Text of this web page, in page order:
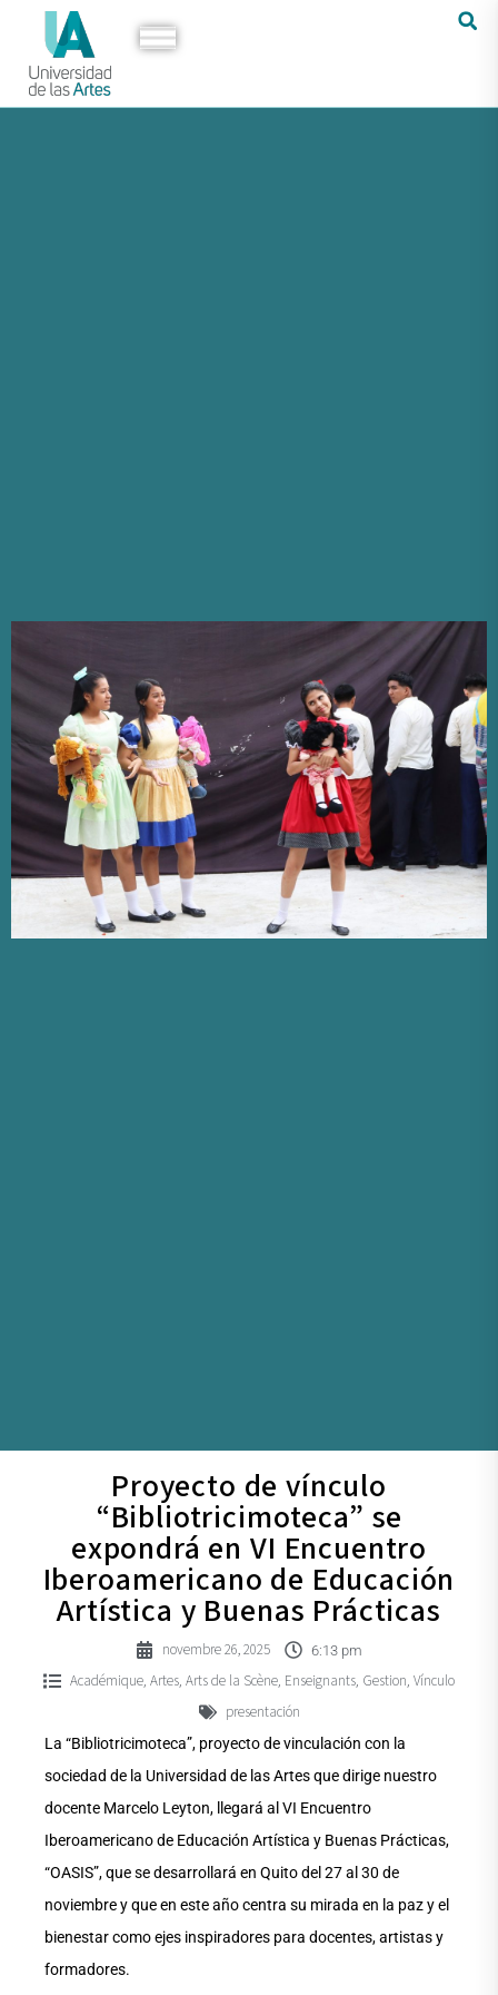
Proyecto de vínculo
“Bibliotricimoteca” se
expondrá en VI Encuentro
Iberoamericano de Educación
Artística y Buenas Prácticas
novembre 26, 2025 6:13 pm
Académique Artes Arts de la Scène Enseignants Gestion Vínculo
presentación
La “Bibliotricimoteca”, proyecto de vinculación con la
sociedad de la Universidad de las Artes que dirige nuestro
docente Marcelo Leyton, llegará al VI Encuentro
Iberoamericano de Educación Artística y Buenas Prácticas,
“OASIS”, que se desarrollará en Quito del 27 al 30 de
noviembre y que en este año centra su mirada en la paz y el
bienestar como ejes inspiradores para docentes, artistas y
formadores.